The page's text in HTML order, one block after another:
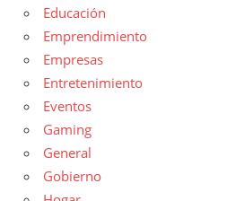
Educación
Emprendimiento
Empresas
Entretenimiento
Eventos
Gaming
General
Gobierno